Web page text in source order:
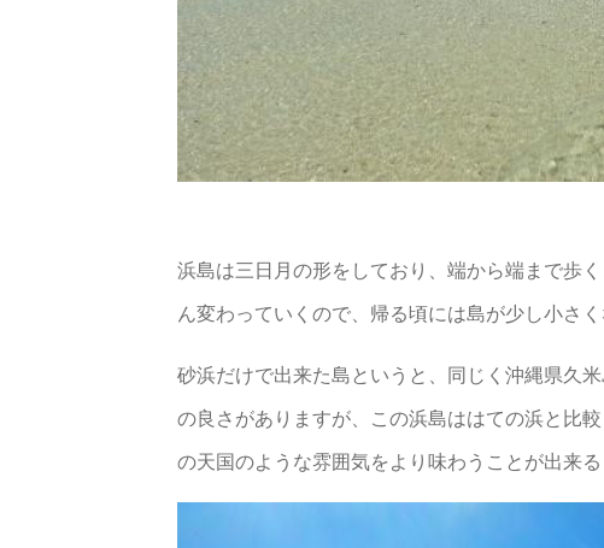
浜島は三日月の形をしており、端から端まで歩
ん変わっていくので、帰る頃には島が少し小さく
砂浜だけで出来た島というと、同じく沖縄県久
の良さがありますが、この浜島ははての浜と比
の天国のような雰囲気をより味わうことが出来る